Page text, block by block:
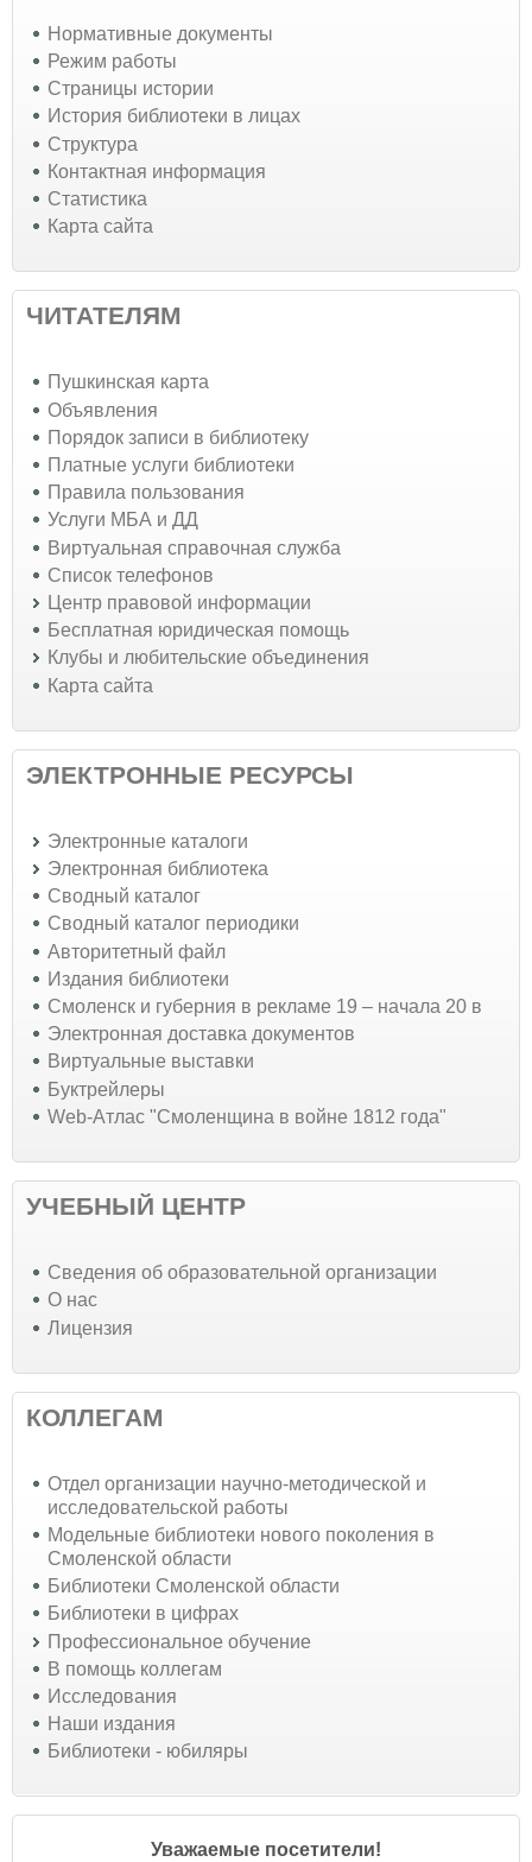
Нормативные документы
Режим работы
Страницы истории
История библиотеки в лицах
Структура
Контактная информация
Статистика
Карта сайта
ЧИТАТЕЛЯМ
Пушкинская карта
Объявления
Порядок записи в библиотеку
Платные услуги библиотеки
Правила пользования
Услуги МБА и ДД
Виртуальная справочная служба
Список телефонов
Центр правовой информации
Бесплатная юридическая помощь
Клубы и любительские объединения
Карта сайта
ЭЛЕКТРОННЫЕ РЕСУРСЫ
Электронные каталоги
Электронная библиотека
Сводный каталог
Сводный каталог периодики
Авторитетный файл
Издания библиотеки
Смоленск и губерния в рекламе 19 – начала 20 в
Электронная доставка документов
Виртуальные выставки
Буктрейлеры
Web-Атлас "Смоленщина в войне 1812 года"
УЧЕБНЫЙ ЦЕНТР
Cведения об образовательной организации
О нас
Лицензия
КОЛЛЕГАМ
Отдел организации научно-методической и
исследовательской работы
Модельные библиотеки нового поколения в
Смоленской области
Библиотеки Смоленской области
Библиотеки в цифрах
Профессиональное обучение
В помощь коллегам
Исследования
Наши издания
Библиотеки - юбиляры
Уважаемые посетители!